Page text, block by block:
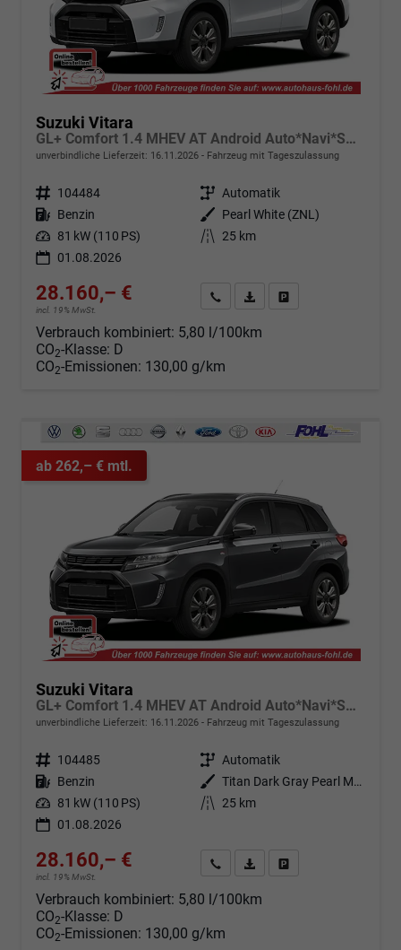
Suzuki Vitara
GL+ Comfort 1.4 MHEV AT Android Auto*Navi*SHZ*ACC*Kamera*Klimauto*LED*PrivacyGlas
unverbindliche Lieferzeit: 16.11.2026 Fahrzeug mit Tageszulassung
Fahrzeugnr. 104484 Getriebe Automatik
Kraftstoff Benzin Außenfarbe
Pearl White (ZNL)
Leistung 81 kW (110 PS) Kilometerstand 25 km
01.08.2026
28.160,– €
incl. 19% MwSt.
Angebot anfordern
Fahrzeugexpose (PDF)
Verbrauch kombiniert: 5,80 l/100km
CO2-Klasse: D
CO2-Emissionen: 130,00 g/km
ab 262,– € mtl.
Suzuki Vitara
GL+ Comfort 1.4 MHEV AT Android Auto*Navi*SHZ*ACC*Kamera*Klimauto*LED*PrivacyGlas
unverbindliche Lieferzeit: 16.11.2026 Fahrzeug mit Tageszulassung
Fahrzeugnr. 104485 Getriebe Automatik
Kraftstoff Benzin Außenfarbe
Titan Dark Gray Pearl Metallic (ZZZ)
Leistung 81 kW (110 PS) Kilometerstand 25 km
01.08.2026
28.160,– €
incl. 19% MwSt.
Angebot anfordern
Fahrzeugexpose (PDF)
Verbrauch kombiniert: 5,80 l/100km
CO2-Klasse: D
CO2-Emissionen: 130,00 g/km